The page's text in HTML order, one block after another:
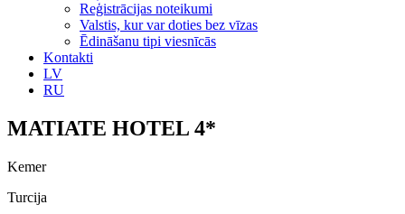
Reģistrācijas noteikumi
Valstis, kur var doties bez vīzas
Ēdināšanu tipi viesnīcās
Kontakti
LV
RU
MATIATE HOTEL 4*
Kemer
Turcija